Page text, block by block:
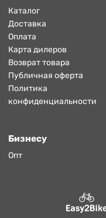
Каталог
Доставка
Оплата
Карта дилеров
Возврат товара
Публичная оферта
Политика
конфиденциальности
Бизнесу
Опт